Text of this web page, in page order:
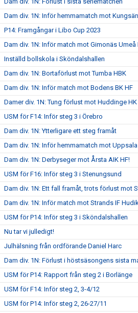
Dam div. 1N: Inför hemmamatch mot
P14: Framgångar i Libo Cup 2023
Dam div. 1N: Inför match mot Gimonäs Umeå
Inställd bollskola i Sköndalshallen
Dam div. 1N: Bortaförlust mot Tumba HBK
Dam div. 1N: Inför match mot Bodens BK HF
Damer div. 1N: Tung förlust mot Huddinge HK
USM för F14: Inför steg 3 i Örebro
Dam div. 1N: Ytterligare ett steg framåt
Dam div. 1N: Inför hemmamatch mot
Dam div. 1N: Derbyseger mot Årsta AIK HF!
USM för F16: Inför steg 3 i Stenungsund
Dam div. 1N: Ett fall framåt, trots förlust mot
Dam div. 1N: Inför match mot Strands IF
USM för P14: Inför steg 3 i Sköndalshallen
Nu tar vi julledigt!
Julhälsning från ordförande Daniel Harc
Dam div. 1N: Förlust i höstsäsongens sista
USM för P14: Rapport från steg 2 i Borlänge
USM för F14: Inför steg 2, 3-4/12
USM för P14: Inför steg 2, 26-27/11